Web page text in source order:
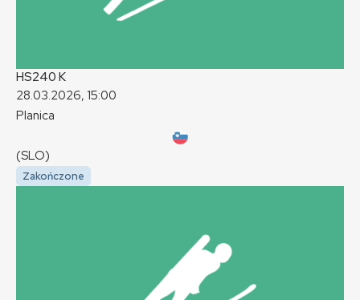
HS240 K
28.03.2026, 15:00
Planica
(SLO)
Zakończone